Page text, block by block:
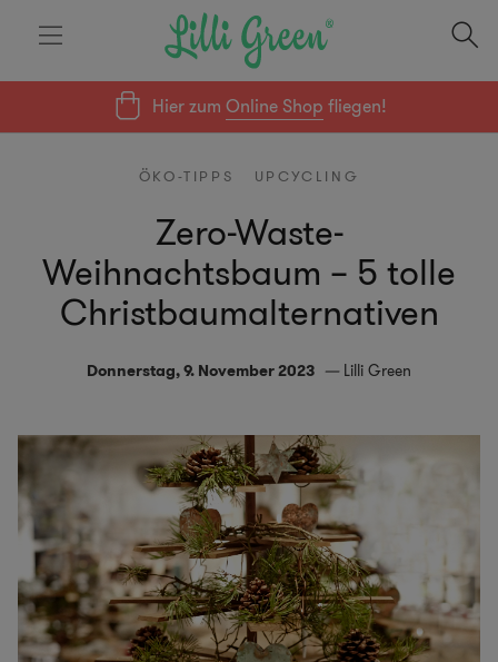
Hier zumOnline Shop fliegen!
ÖKO-TIPPS UPCYCLING
Zero-Waste-
Weihnachtsbaum – 5 tolle
Christbaumalternativen
Donnerstag, 9. November 2023 Lilli Green